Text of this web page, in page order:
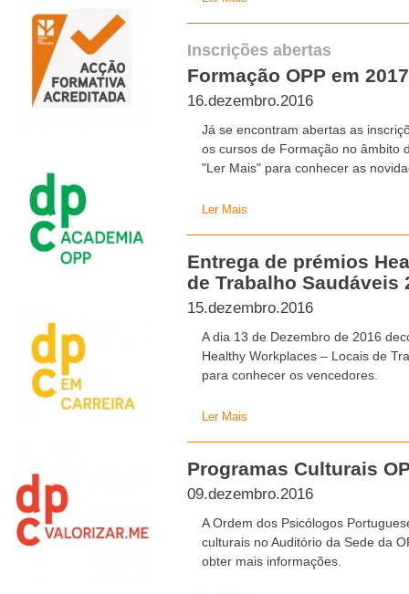
Inscrições abertas
Formação OPP em 2017
16.dezembro.2016
Já se encontram abertas as
os cursos de Formação no âmbito
"Ler Mais" para conhecer as
Ler Mais
Entrega de prémios
de Trabalho Saudáveis
15.dezembro.2016
A dia 13 de Dezembro de 2016
Healthy Workplaces – Locais de
para conhecer os vencedores.
Ler Mais
Programas Culturais
09.dezembro.2016
A Ordem dos Psicólogos
culturais no Auditório da Sede da
obter mais informações.